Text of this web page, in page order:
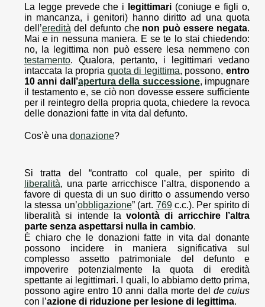
La legge prevede che i legittimari(coniuge e figli o,
in mancanza, i genitori) hanno diritto ad una quota
dell’eredità del defunto che non può essere negata.
Mai e in nessuna maniera. E se te lo stai chiedendo:
no, la legittima non può essere lesa nemmeno con
testamento. Qualora, pertanto, i legittimari vedano
intaccata la propria quota di legittima, possono,entro
10 anni dall’apertura della successione, impugnare
il testamento e, se ciò non dovesse essere sufficiente
per il reintegro della propria quota, chiedere la revoca
delle donazioni fatte in vita dal defunto.
Cos’è una donazione?
Si tratta del “contratto col quale, per spirito di
liberalità, una parte arricchisce l’altra, disponendo a
favore di questa di un suo diritto o assumendo verso
la stessa un’obbligazione” (art. 769c.c.). Per spirito di
liberalità si intende lavolontà di arricchire l’altra
parte senza aspettarsi nulla in cambio.
È chiaro che le donazioni fatte in vita dal donante
possono incidere in maniera significativa sul
complesso assetto patrimoniale del defunto e
impoverire potenzialmente la quota di eredità
spettante ai legittimari. I quali, lo abbiamo detto prima,
possono agire entro 10 anni dalla morte del de cuius
con l’azione di riduzione per lesione di legittima.